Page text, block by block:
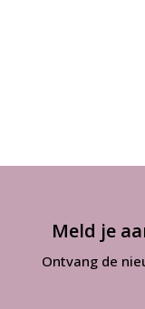
Meld je
Ontvang de